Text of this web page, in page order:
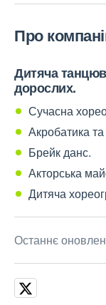
Про
Дитяча
дорослих.
Сучасна
Акробатика та
Брейк данс.
Акторська
Дитяча
Останнє